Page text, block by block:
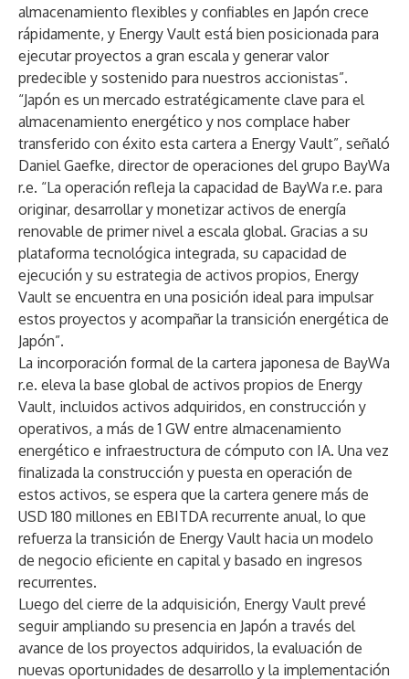
almacenamiento flexibles y confiables en Japón crece
rápidamente, y Energy Vault está bien posicionada para
ejecutar proyectos a gran escala y generar valor
predecible y sostenido para nuestros accionistas”.
“Japón es un mercado estratégicamente clave para el
almacenamiento energético y nos complace haber
transferido con éxito esta cartera a Energy Vault”, señaló
Daniel Gaefke, director de operaciones del grupo BayWa
r.e. “La operación refleja la capacidad de BayWa r.e. para
originar, desarrollar y monetizar activos de energía
renovable de primer nivel a escala global. Gracias a su
plataforma tecnológica integrada, su capacidad de
ejecución y su estrategia de activos propios, Energy
Vault se encuentra en una posición ideal para impulsar
estos proyectos y acompañar la transición energética de
Japón”.
La incorporación formal de la cartera japonesa de BayWa
r.e. eleva la base global de activos propios de Energy
Vault, incluidos activos adquiridos, en construcción y
operativos, a más de 1 GW entre almacenamiento
energético e infraestructura de cómputo con IA. Una vez
finalizada la construcción y puesta en operación de
estos activos, se espera que la cartera genere más de
USD 180 millones en EBITDA recurrente anual, lo que
refuerza la transición de Energy Vault hacia un modelo
de negocio eficiente en capital y basado en ingresos
recurrentes.
Luego del cierre de la adquisición, Energy Vault prevé
seguir ampliando su presencia en Japón a través del
avance de los proyectos adquiridos, la evaluación de
nuevas oportunidades de desarrollo y la implementación